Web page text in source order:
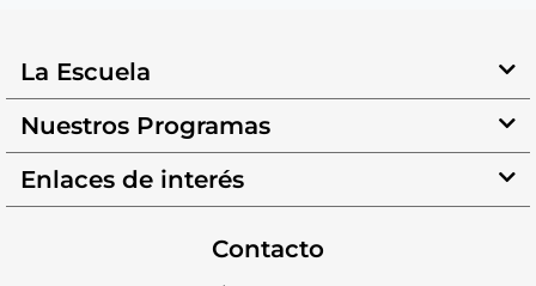
La Escuela
Nuestros Programas
Enlaces de interés
Contacto